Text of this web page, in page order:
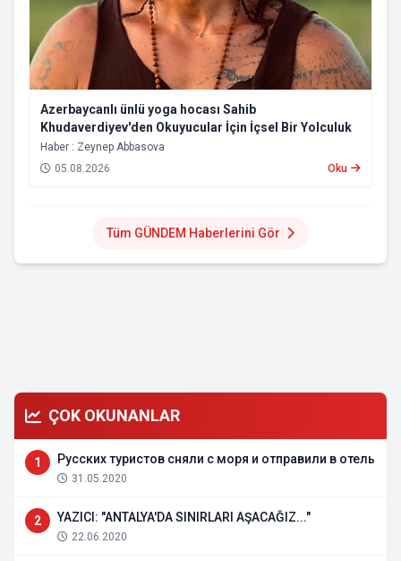
Azerbaycanlı ünlü yoga hocası Sahib
Khudaverdiyev'den Okuyucular İçin İçsel Bir Yolculuk
Haber : Zeynep Abbasova
05.08.2026
Oku
Tüm GÜNDEM Haberlerini Gör
ÇOK OKUNANLAR
1 Русских туристов сняли с моря и отправили в отель
31.05.2020
2 YAZICI: "ANTALYA'DA SINIRLARI AŞACAĞIZ..."
22.06.2020